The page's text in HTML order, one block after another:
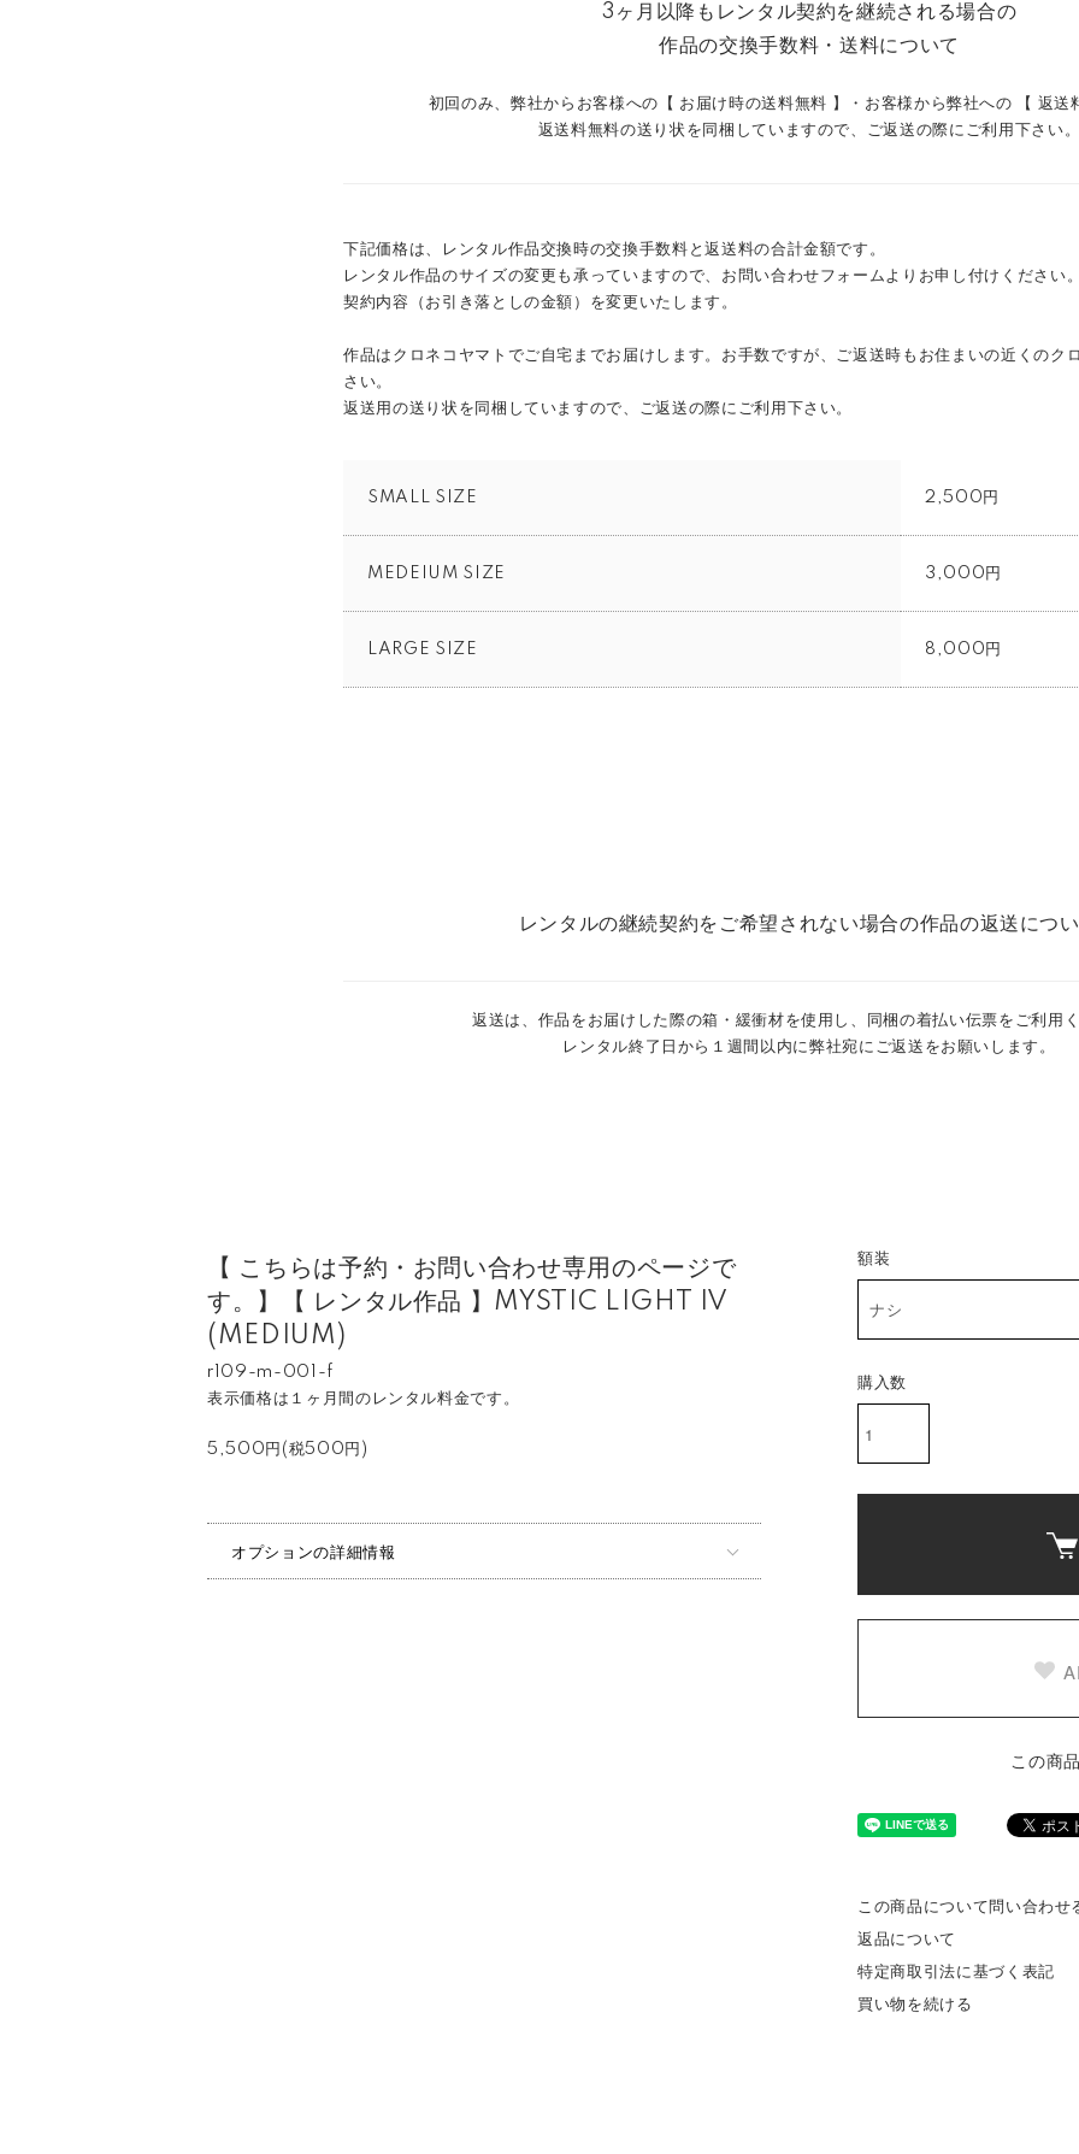
3ヶ月以降もレンタル契約を継続される場合の
作品の交換手数料・送料について
初回のみ、弊社からお客様への【 お届け時の送料無料 】・お客様から弊社への 【 返送
返送料無料の送り状を同梱していますので、ご返送の際にご利用下さい。
下記価格は、レンタル作品交換時の交換手数料と返送料の合計金額です。
レンタル作品のサイズの変更も承っていますので、お問い合わせフォームよりお申し付けください
契約内容（お引き落としの金額）を変更いたします。
作品はクロネコヤマトでご自宅までお届けします。お手数ですが、ご返送時もお住まいの近くのク
さい。
返送用の送り状を同梱していますので、ご返送の際にご利用下さい。
SMALL SIZE 2,500円
MEDEIUM SIZE 3,000円
LARGE SIZE 8,000円
レンタルの継続契約をご希望されない場合の作品の返送につ
返送は、作品をお届けした際の箱・緩衝材を使用し、同梱の着払い伝票をご利用く
レンタル終了日から１週間以内に弊社宛にご返送をお願いします。
【 こちらは予約・お問い合わせ専用のページで
す。】【 レンタル作品 】MYSTIC LIGHT IV
(MEDIUM)
r109-m-001-f
表示価格は１ヶ月間のレンタル料金です。
5,500円(税500円)
オプションの詳細情報
額装
購入数
この商
この商品について問い合わせ
返品について
特定商取引法に基づく表記
買い物を続ける